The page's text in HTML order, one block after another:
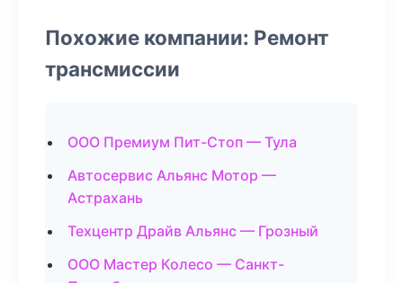
Похожие компании: Ремонт
трансмиссии
ООО Премиум Пит-Стоп — Тула
Автосервис Альянс Мотор —
Астрахань
Техцентр Драйв Альянс — Грозный
ООО Мастер Колесо — Санкт-